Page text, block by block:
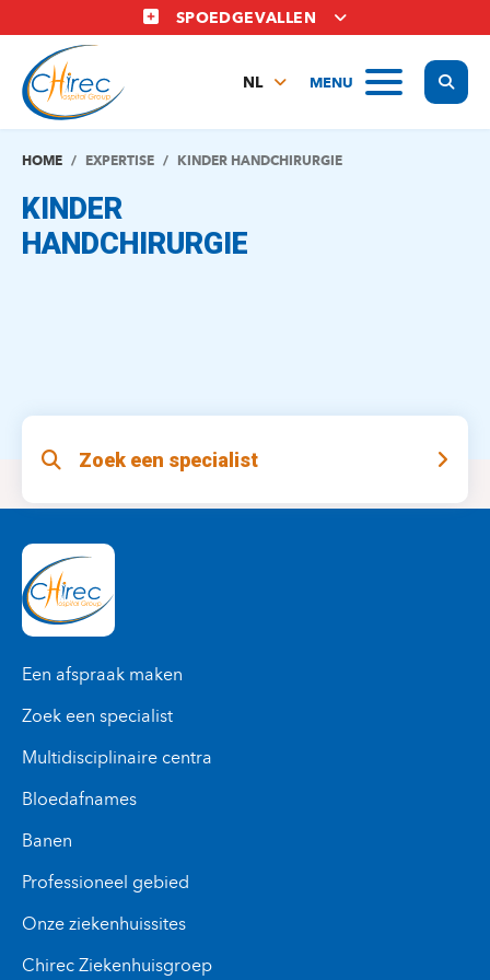
en
naar
inhoud
gaan
SPOEDGEVALLEN
MENU
NL
EN
HOME EXPERTISE KINDER HANDCHIRURGIE
KINDER
HANDCHIRURGIE
Zoek een specialist
Een afspraak maken
Zoek een specialist
Multidisciplinaire centra
Bloedafnames
Banen
Professioneel gebied
Onze ziekenhuissites
Chirec Ziekenhuisgroep